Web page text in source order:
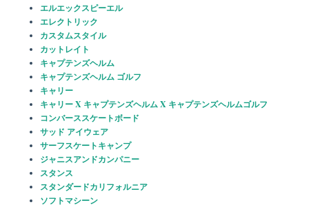
エルエックスピーエル
エレクトリック
カスタムスタイル
カットレイト
キャプテンズヘルム
キャプテンズヘルム ゴルフ
キャリー
キャリー X キャプテンズヘルム X キャプテンズヘルムゴルフ
コンバーススケートボード
サッド アイウェア
サーフスケートキャンプ
ジャニスアンドカンパニー
スタンス
スタンダードカリフォルニア
ソフトマシーン